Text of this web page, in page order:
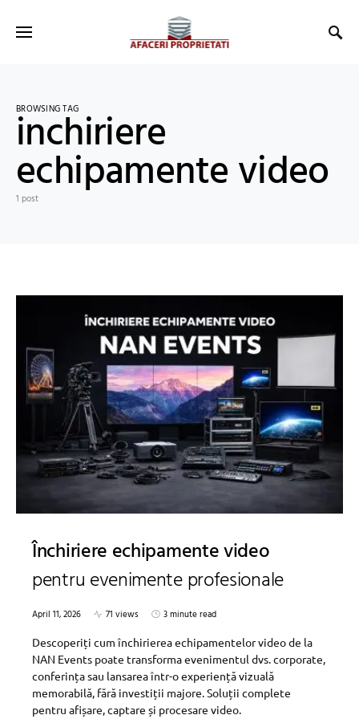
BROWSING TAG
inchiriere
echipamente video
1 post
Închiriere echipamente video
pentru evenimente profesionale
April 11, 2026 71 views
3 minute read
Descoperiți cum închirierea echipamentelor video de la
NAN Events poate transforma evenimentul dvs. corporate,
conferința sau lansarea într-o experiență vizuală
memorabilă, fără investiții majore. Soluții complete
pentru afișare, captare și procesare video.